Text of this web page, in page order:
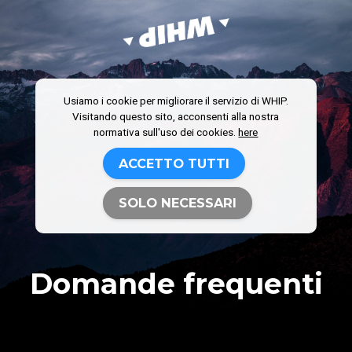
Domande frequenti
Usiamo i cookie per migliorare il servizio di WHIP.
Visitando questo sito, acconsenti alla nostra
normativa sull'uso dei cookies.here
ACCETTO TUTTI
SOLO NECESSARI